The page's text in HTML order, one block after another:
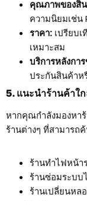
คุณภาพของสิ
ความนิยมเช่น
ราคา: เปรียบ
เหมาะสม
บริการหลังกา
ประกันสินค้าห
5. แนะนำร้านค้าใ
หากคุณกำลังมองหา
ร้านต่างๆ ที่สามารถ
ร้านทำไฟหน้า
ร้านซ่อมระบ
ร้านเปลี่ยนหล